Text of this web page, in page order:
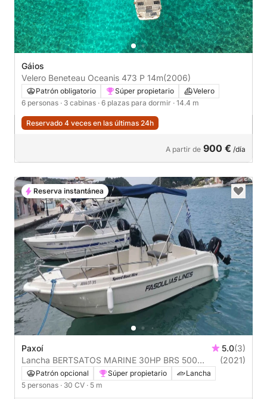
Gáios
Velero Beneteau Oceanis 473 P 14m(2006)
Patrón obligatorio Súper propietario
Velero
6 personas · 3 cabinas · 6 plazas para dormir · 14.4 m
Reservado 4 veces en las últimas 24h
A partir de 900 € /día
Paxoí 5.0(3)
Lancha BERTSATOS MARINE 30HP BRS 500
30CV
(2021)
Patrón opcional Súper propietario
Lancha
5 personas · 30 CV · 5 m
Reserva instantánea